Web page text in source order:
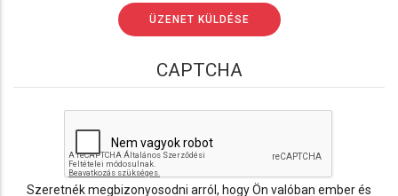
CAPTCHA
Szeretnék megbizonyosodni arról, hogy Ön valóban ember és